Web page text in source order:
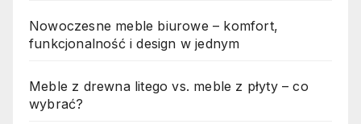
Nowoczesne meble biurowe – komfort,
funkcjonalność i design w jednym
Meble z drewna litego vs. meble z płyty – co
wybrać?